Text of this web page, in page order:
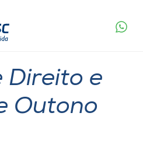
Direito e
Outono